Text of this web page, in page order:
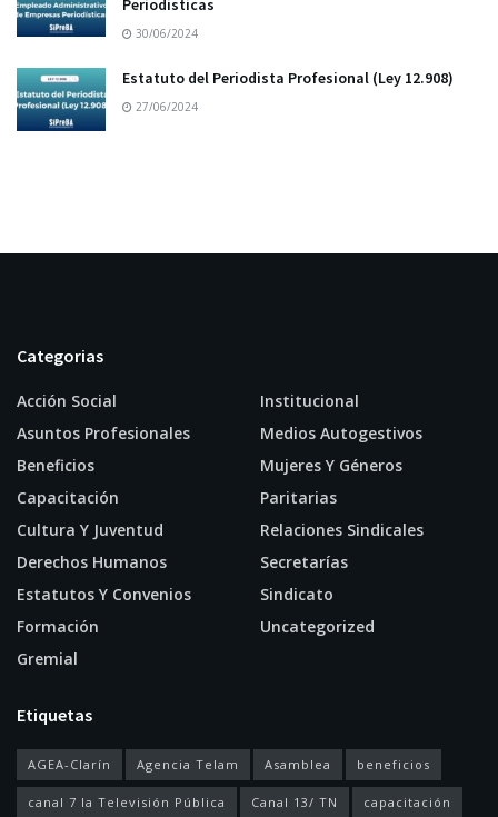
Periodisticas
30/06/2024
Estatuto del Periodista Profesional (Ley 12.908)
27/06/2024
Categorias
Acción Social
Asuntos Profesionales
Beneficios
Capacitación
Cultura Y Juventud
Derechos Humanos
Estatutos Y Convenios
Formación
Gremial
Institucional
Medios Autogestivos
Mujeres Y Géneros
Paritarias
Relaciones Sindicales
Secretarías
Sindicato
Uncategorized
Etiquetas
AGEA-Clarín Agencia Telam Asamblea beneficios
canal 7 la Televisión Pública Canal 13/ TN capacitación